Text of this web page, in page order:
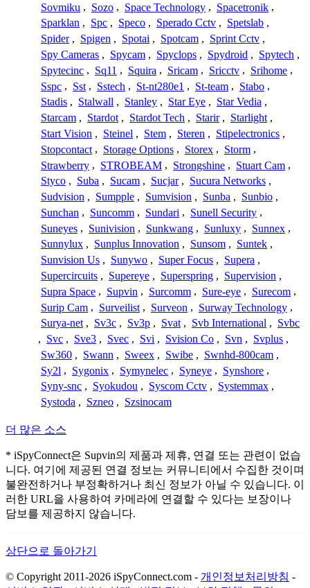
Sovmiku , Sozo , Space Technology , Spacetronik ,
Sparklan , Spc , Speco , Sperado Cctv , Spetslab ,
Spider , Spigen , Spotai , Spotcam , Sprint Cctv ,
Spy Cameras , Spycam , Spyclops , Spydroid , Spytech ,
Spytecinc , Sq11 , Squira , Sricam , Sricctv , Srihome ,
Sspc , Sst , Sstech , St-nt280e1 , St-team , Stabo ,
Stadis , Stalwall , Stanley , Star Eye , Star Vedia ,
Starcam , Stardot , Stardot Tech , Starir , Starlight ,
Start Vision , Steinel , Stem , Steren , Stipelectronics ,
Stopcontact , Storage Options , Storex , Storm ,
Strawberry , STROBEAM , Strongshine , Stuart Cam ,
Styco , Suba , Sucam , Sucjar , Sucura Networks ,
Sudvision , Sumpple , Sumvision , Sunba , Sunbio ,
Sunchan , Suncomm , Sundari , Sunell Security ,
Suneyes , Sunivision , Sunkwang , Sunluxy , Sunnex ,
Sunnylux , Sunplus Innovation , Sunsom , Suntek ,
Sunvision Us , Sunywo , Super Focus , Supera ,
Supercircuits , Supereye , Superspring , Supervision ,
Supra Space , Supvin , Surcomm , Sure-eye , Surecom ,
Surip Cam , Surveilist , Surveon , Surway Technology ,
Surya-net , Sv3c , Sv3p , Svat , Svb International , Svbc
, Svc , Sve3 , Svec , Svi , Svision Co , Svn , Svplus ,
Sw360 , Swann , Sweex , Swibe , Swnhd-800cam ,
Sy2l , Sygonix , Symynelec , Syneye , Synshore ,
Syny-snc , Syokudou , Syscom Cctv , Systemmax ,
Systoda , Szneo , Szsinocam
더 많은 소스
* iSpyConnect은 Supvin의 제품과 제휴, 연결 또는 관련이 없습
니다. 여기에 제공된 연결 정보는 커뮤니티에서 수집한 것이며
불완전하거나 부정확하거나 최신 정보가 아닐 수 있습니다. 이
러한 URL을 사용하여 카메라에 연결할 수 있다는 보장이나
담보를 제공하지 않습니다.
상단으로 돌아가기
© Copyright 2011-2026 iSpyConnect.com - 개인정보처리방침 -